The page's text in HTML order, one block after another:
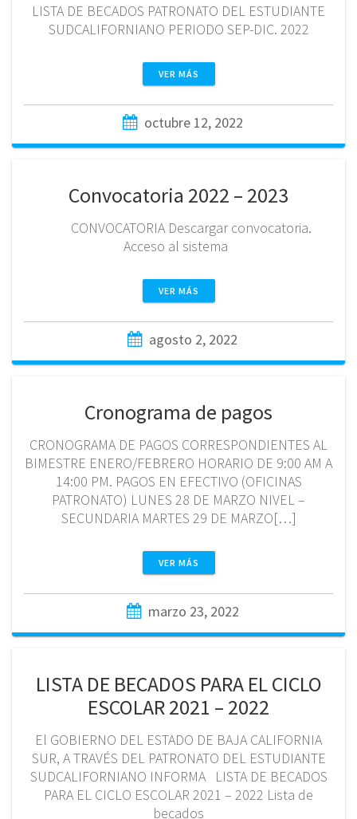
LISTA DE BECADOS PATRONATO DEL ESTUDIANTE
SUDCALIFORNIANO PERIODO SEP-DIC. 2022
VER MÁS
octubre 12, 2022
Convocatoria 2022 – 2023
CONVOCATORIA Descargar convocatoria.
Acceso al sistema
VER MÁS
agosto 2, 2022
Cronograma de pagos
CRONOGRAMA DE PAGOS CORRESPONDIENTES AL
BIMESTRE ENERO/FEBRERO HORARIO DE 9:00 AM A
14:00 PM. PAGOS EN EFECTIVO (OFICINAS
PATRONATO) LUNES 28 DE MARZO NIVEL –
SECUNDARIA MARTES 29 DE MARZO[…]
VER MÁS
marzo 23, 2022
LISTA DE BECADOS PARA EL CICLO
ESCOLAR 2021 – 2022
El GOBIERNO DEL ESTADO DE BAJA CALIFORNIA
SUR, A TRAVÉS DEL PATRONATO DEL ESTUDIANTE
SUDCALIFORNIANO INFORMA LISTA DE BECADOS
PARA EL CICLO ESCOLAR 2021 – 2022 Lista de
becados